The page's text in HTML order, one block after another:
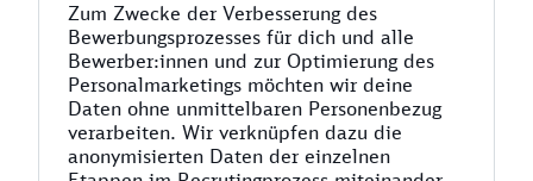
Zum Zwecke der Verbesserung des
Bewerbungsprozesses für dich und alle
Bewerber:innen und zur Optimierung des
Personalmarketings möchten wir deine
Daten ohne unmittelbaren Personenbezug
verarbeiten. Wir verknüpfen dazu die
anonymisierten Daten der einzelnen